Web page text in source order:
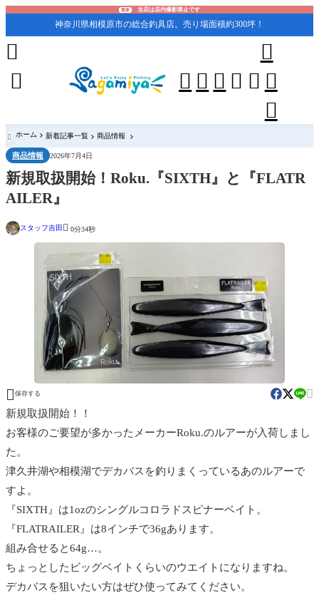
重要 当店は店内撮影禁止です
神奈川県相模原市の総合釣具店。売り場面積約300坪！
    





 ホーム 新着記事一覧 商品情報
商品情報 2026年7月4日
新規取扱開始！Roku.『SIXTH』と『FLATR
AILER』
スタッフ吉田 0分34秒
 保存する 
新規取扱開始！！
お客様のご要望が多かったメーカーRoku.のルアーが入荷しまし
た。
津久井湖や相模湖でデカバスを釣りまくっているあのルアーで
すよ。
『SIXTH』は1ozのシングルコロラドスピナーベイト。
『FLATRAILER』は8インチで36gあります。
組み合せると64g…。
ちょっとしたビッグベイトくらいのウエイトになりますね。
デカバスを狙いたい方はぜひ使ってみてください。